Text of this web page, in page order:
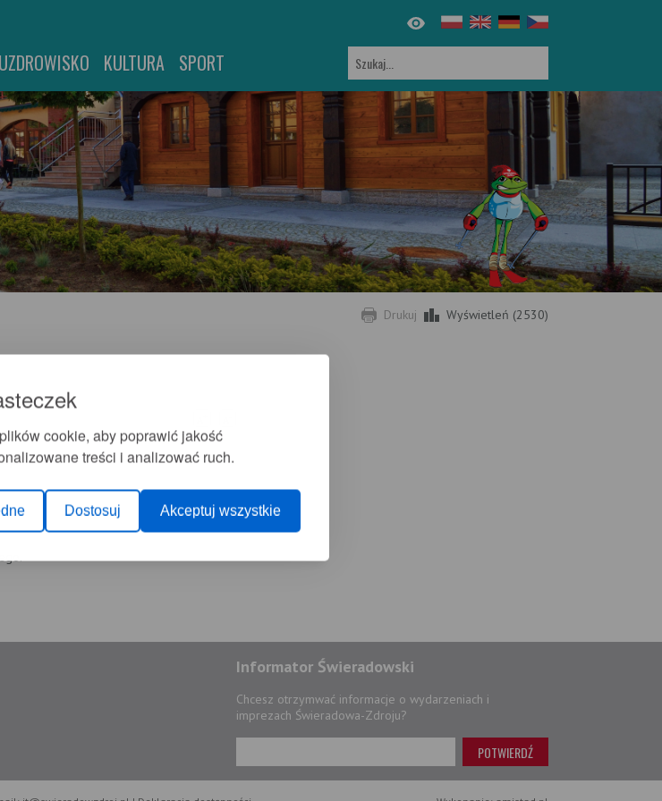
cookie, aby poprawić jakość
treści i analizować ruch.
Dostosuj Akceptuj wszystkie
UZDROWISKO KULTURA SPORT
Drukuj Wyświetleń (2530)
Informator Świeradowski
Chcesz otrzymwać informacje o wydarzeniach i
imprezach Świeradowa-Zdroju?